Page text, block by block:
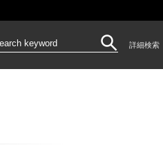
詳細検索